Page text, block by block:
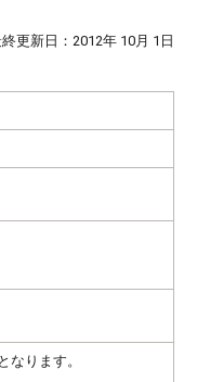
更新日：2012年 10月 1日
ります。